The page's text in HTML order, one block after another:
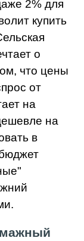
2% для
купить
о
что цены
от
на
на
в